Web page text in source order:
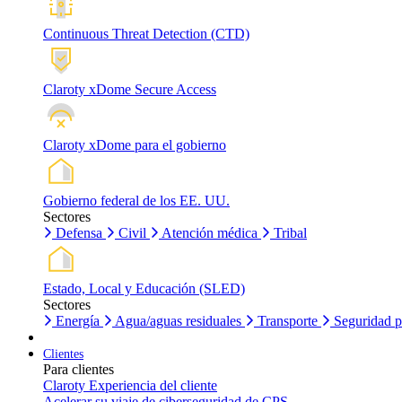
Continuous Threat Detection (CTD)
Claroty xDome Secure Access
Claroty xDome para el gobierno
Gobierno federal de los EE. UU.
Sectores
Defensa
Civil Atención médica Tribal
Estado, Local y Educación (SLED)
Sectores
Energía
Agua/aguas residuales Transporte Seguridad
Clientes
Para clientes
Claroty Experiencia del cliente